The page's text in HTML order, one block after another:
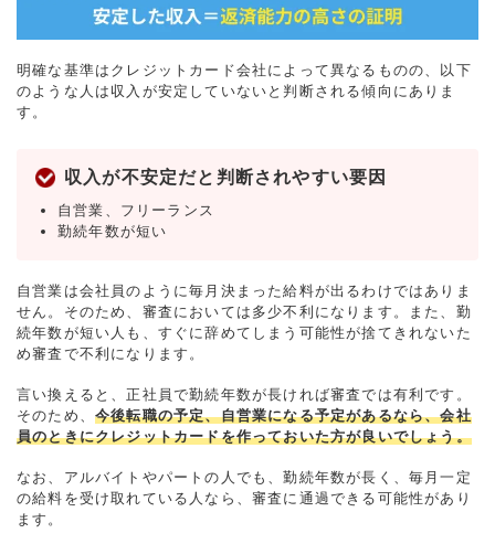
明確な基準はクレジットカード会社によって異なるものの、以下
のような人は収入が安定していないと判断される傾向にありま
す。
収入が不安定だと判断されやすい要因
自営業、フリーランス
勤続年数が短い
自営業は会社員のように毎月決まった給料が出るわけではありま
せん。そのため、審査においては多少不利になります。また、勤
続年数が短い人も、すぐに辞めてしまう可能性が捨てきれないた
め審査で不利になります。
言い換えると、正社員で勤続年数が長ければ審査では有利です。
そのため、 今後転職の予定、自営業になる予定があるなら、会社
員のときにクレジットカードを作っておいた方が良いでしょう。
なお、アルバイトやパートの人でも、勤続年数が長く、毎月一定
の給料を受け取れている人なら、審査に通過できる可能性があり
ます。